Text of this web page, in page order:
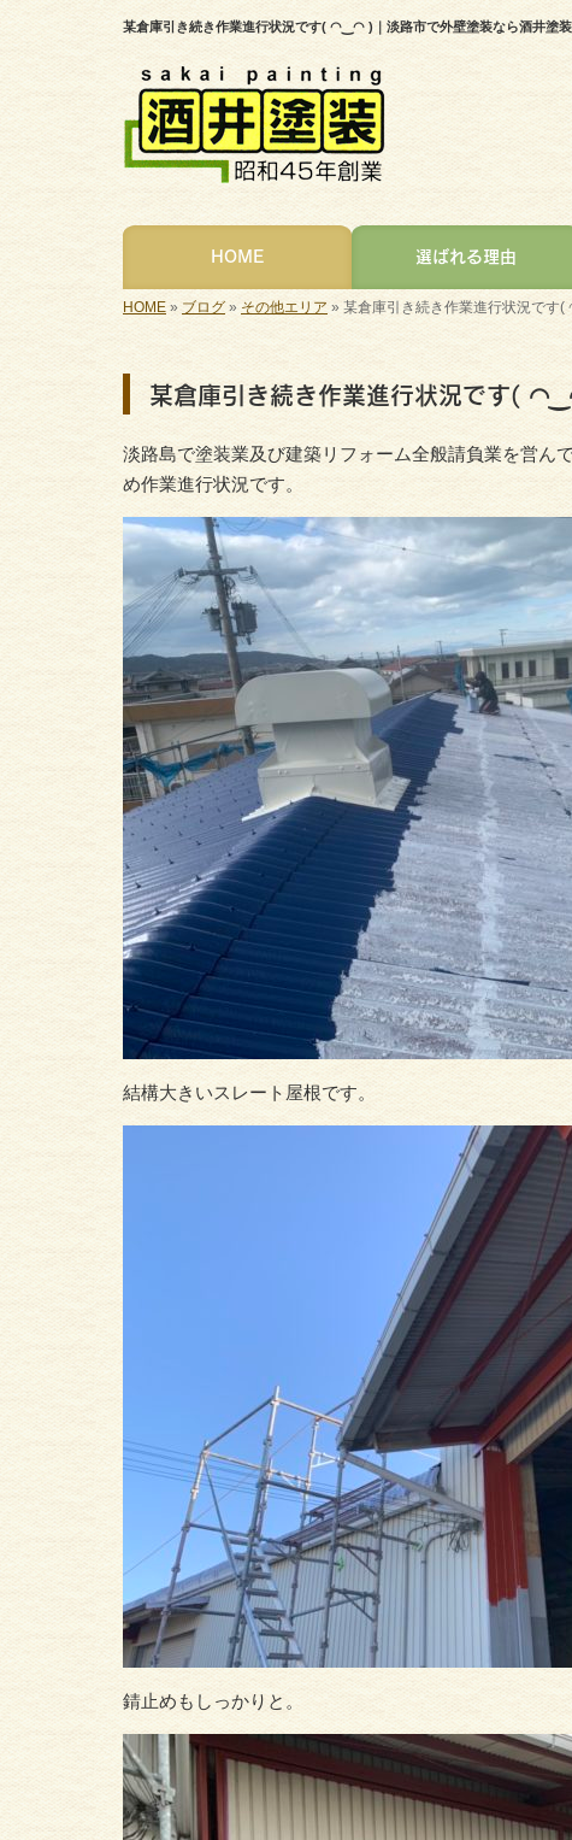
某倉庫引き続き作業進行状況です( ◠‿◠ )｜淡路市で外壁塗装なら酒井塗
HOME 選ばれる理由
HOME » ブログ » その他エリア » 某倉庫引き続き作業進行状況で
某倉庫引き続き作業進行状況です(
淡路島で塗装業及び建築リフォーム全般請負業を営ん
め作業進行状況です。
結構大きいスレート屋根です。
錆止めもしっかりと。